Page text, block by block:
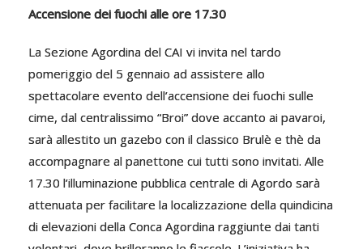
Accensione dei fuochi alle ore 17.30
La Sezione Agordina del CAI vi invita nel tardo
pomeriggio del 5 gennaio ad assistere allo
spettacolare evento dell’accensione dei fuochi sulle
cime, dal centralissimo “Broi” dove accanto ai pavaroi,
sarà allestito un gazebo con il classico Brulè e thè da
accompagnare al panettone cui tutti sono invitati. Alle
17.30 l’illuminazione pubblica centrale di Agordo sarà
attenuata per facilitare la localizzazione della quindicina
di elevazioni della Conca Agordina raggiunte dai tanti